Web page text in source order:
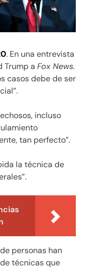
. En una entrevista
Trump a Fox News.
casos debe de ser
incluso
tan perfecto”.
la técnica de
personas han
técnicas que